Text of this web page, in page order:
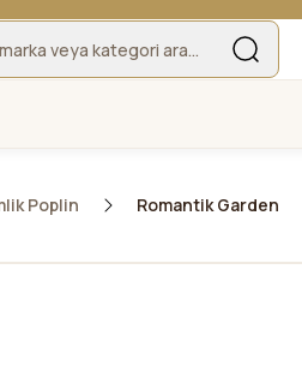
Poplin Romantik Garden